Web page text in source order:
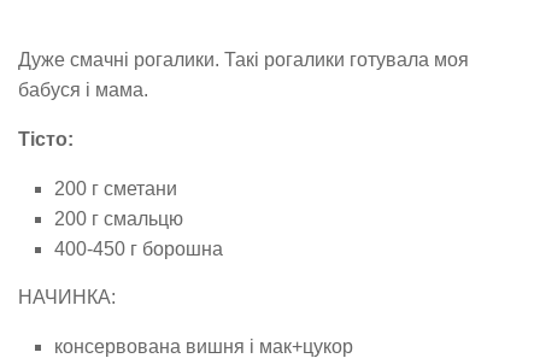
Дуже смачні рогалики. Такі рогалики готувала моя
бабуся і мама.
Тісто:
200 г сметани
200 г смальцю
400-450 г борошна
НАЧИНКА:
консервована вишня і мак+цукор